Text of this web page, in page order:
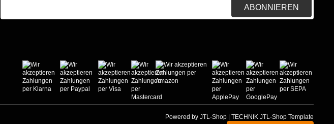
ABONNIEREN
Powered by JTL-Shop TECHNIK JTL-Shop Template